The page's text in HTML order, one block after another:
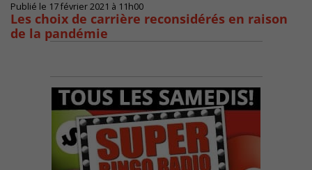
Publié le 17 février 2021 à 11h00
Les choix de carrière reconsidérés en raison
de la pandémie